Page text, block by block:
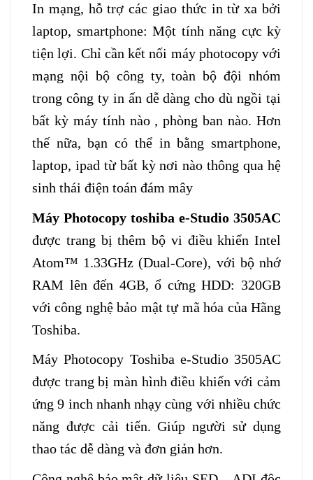
In mạng, hỗ trợ các giao thức in từ xa bởi
laptop, smartphone: Một tính năng cực kỳ
tiện lợi. Chỉ cần kết nối máy photocopy với
mạng nội bộ công ty, toàn bộ đội nhóm
trong công ty in ấn dễ dàng cho dù ngồi tại
bất kỳ máy tính nào , phòng ban nào. Hơn
thế nữa, bạn có thể in bằng smartphone,
laptop, ipad từ bất kỳ nơi nào thông qua hệ
sinh thái điện toán đám mây
Máy Photocopy toshiba e-Studio 3505AC
được trang bị thêm bộ vi điều khiển Intel
Atom™ 1.33GHz (Dual-Core), với bộ nhớ
RAM lên đến 4GB, ổ cứng HDD: 320GB
với công nghệ bảo mật tự mã hóa của Hãng
Toshiba.
Máy Photocopy Toshiba e-Studio 3505AC
được trang bị màn hình điều khiển với cảm
ứng 9 inch nhanh nhạy cùng với nhiều chức
năng được cải tiến. Giúp người sử dụng
thao tác dễ dàng và đơn giản hơn.